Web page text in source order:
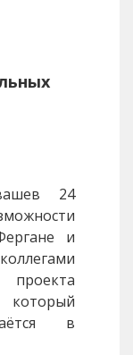
24
и
который
в